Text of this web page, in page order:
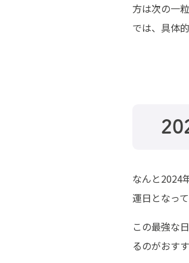
方は次の一
では、具体
なんと2024
運日となっ
この最強な
るのがおすす